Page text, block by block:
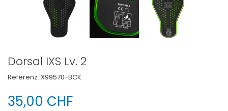
Dorsal IXS Lv. 2
Referenz: X99570-BCK
35,00 CHF